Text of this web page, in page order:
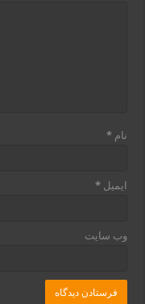
نام*
ایمیل*
وب‌ سایت